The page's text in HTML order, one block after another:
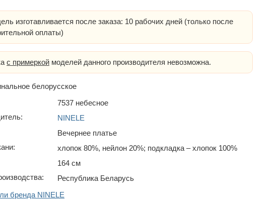
изготавливается после заказа: 10 рабочих дней (только после
оплаты)
с примеркой моделей данного производителя невозможна.
белорусское
7537 небесное
NINELE
Вечернее платье
хлопок 80%, нейлон 20%; подкладка – хлопок 100%
164 см
Республика Беларусь
бренда NINELE